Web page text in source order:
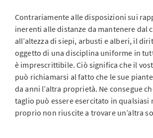
Contrariamente alle disposizioni sui
inerenti alle distanze da mantenere dal
all’altezza di siepi, arbusti e alberi, il
oggetto di una disciplina uniforme in
è imprescrittibile. Ciò significa che il
può richiamarsi al fatto che le sue
da anni l’altra proprietà. Ne consegue
taglio può essere esercitato in qualsiasi
proprio non riuscite a trovare un’altra